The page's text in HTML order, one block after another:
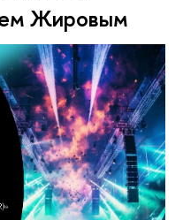
Жировым